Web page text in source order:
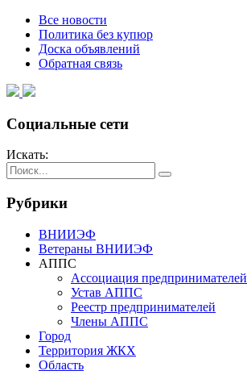
Все новости
Политика без купюр
Доска объявлений
Обратная связь
Социальные сети
Искать:
Рубрики
ВНИИЭФ
Ветераны ВНИИЭФ
АППС
Ассоциация предпринимателей
Устав АППС
Реестр предпринимателей
Члены АППС
Город
Территория ЖКХ
Область